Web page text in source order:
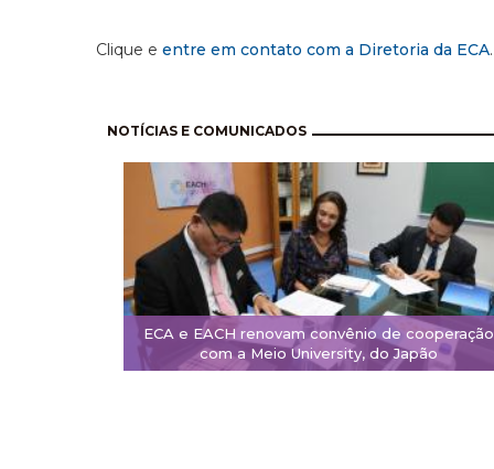
Clique e entre em contato com a Diretoria da ECA.
NOTÍCIAS E COMUNICADOS
ECA e EACH renovam convênio de cooperação
com a Meio University, do Japão
Pagination